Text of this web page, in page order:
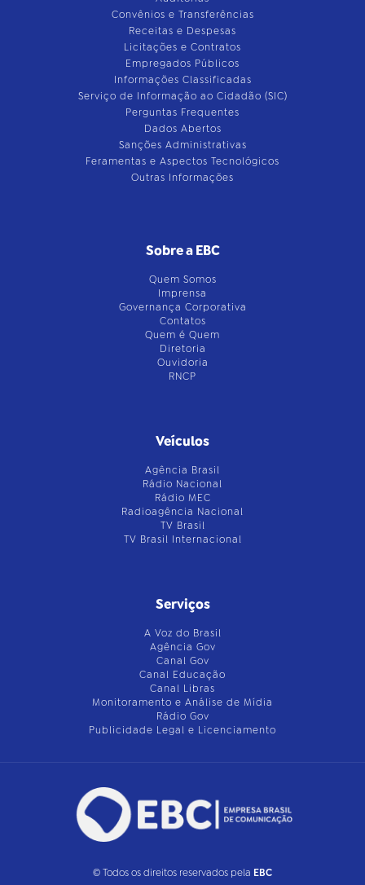
Convênios e Transferências
Receitas e Despesas
Licitações e Contratos
Empregados Públicos
Informações Classificadas
Serviço de Informação ao Cidadão (SIC)
Perguntas Frequentes
Dados Abertos
Sanções Administrativas
Feramentas e Aspectos Tecnológicos
Outras Informações
Sobre a EBC
Quem Somos
Imprensa
Governança Corporativa
Contatos
Quem é Quem
Diretoria
Ouvidoria
RNCP
Veículos
Agência Brasil
Rádio Nacional
Rádio MEC
Radioagência Nacional
TV Brasil
TV Brasil Internacional
Serviços
A Voz do Brasil
Agência Gov
Canal Gov
Canal Educação
Canal Libras
Monitoramento e Análise de Mídia
Rádio Gov
Publicidade Legal e Licenciamento
© Todos os direitos reservados pela EBC